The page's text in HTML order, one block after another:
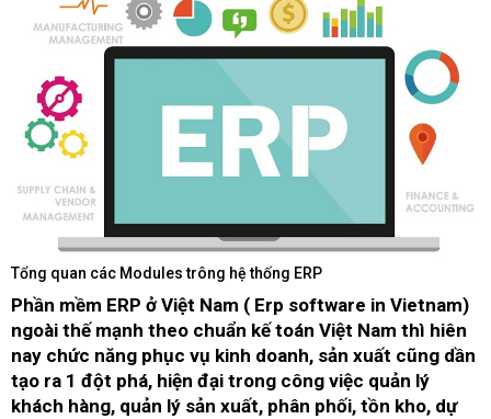
Tổng quan các Modules trông hệ thống ERP
Phần mềm ERP ở Việt Nam ( Erp software in Vietnam)
ngoài thế mạnh theo chuẩn kế toán Việt Nam thì hiên
nay chức năng phục vụ kinh doanh, sản xuất cũng dần
tạo ra 1 đột phá, hiện đại trong công việc quản lý
khách hàng, quản lý sản xuất, phân phối, tồn kho, dự